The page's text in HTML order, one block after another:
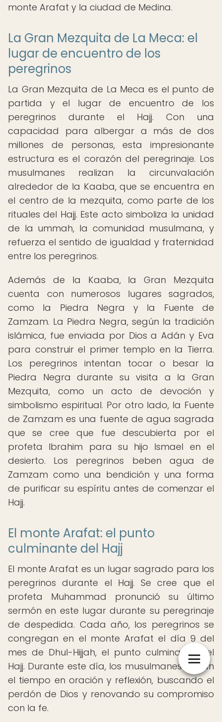
monte Arafat y la ciudad de Medina.
La Gran Mezquita de La Meca: el
lugar de encuentro de los
peregrinos
La Gran Mezquita de La Meca es el punto de
partida y el lugar de encuentro de los
peregrinos durante el Hajj. Con una
capacidad para albergar a más de dos
millones de personas, esta impresionante
estructura es el corazón del peregrinaje. Los
musulmanes realizan la circunvalación
alrededor de la Kaaba, que se encuentra en
el centro de la mezquita, como parte de los
rituales del Hajj. Este acto simboliza la unidad
de la ummah, la comunidad musulmana, y
refuerza el sentido de igualdad y fraternidad
entre los peregrinos.
Además de la Kaaba, la Gran Mezquita
cuenta con numerosos lugares sagrados,
como la Piedra Negra y la Fuente de
Zamzam. La Piedra Negra, según la tradición
islámica, fue enviada por Dios a Adán y Eva
para construir el primer templo en la Tierra.
Los peregrinos intentan tocar o besar la
Piedra Negra durante su visita a la Gran
Mezquita, como un acto de devoción y
simbolismo espiritual. Por otro lado, la Fuente
de Zamzam es una fuente de agua sagrada
que se cree que fue descubierta por el
profeta Ibrahim para su hijo Ismael en el
desierto. Los peregrinos beben agua de
Zamzam como una bendición y una forma
de purificar su espíritu antes de comenzar el
Hajj.
El monte Arafat: el punto
culminante del Hajj
El monte Arafat es un lugar sagrado para los
peregrinos durante el Hajj. Se cree que el
profeta Muhammad pronunció su último
sermón en este lugar durante su peregrinaje
de despedida. Cada año, los peregrinos se
congregan en el monte Arafat el día 9 del
mes de Dhul-Hijjah, el punto culminante del
Hajj. Durante este día, los musulmanes pasan
el tiempo en oración y reflexión, buscando el
perdón de Dios y renovando su compromiso
con la fe.